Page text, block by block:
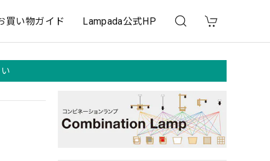
買い物ガイド Lampada公式HP